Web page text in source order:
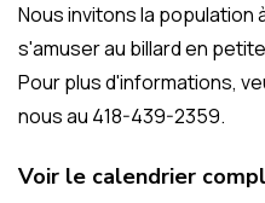
Nous invitons la population
s'amuser au billard en
Pour plus d'informations,
nous au 418-439-2359.
Voir le calendrier